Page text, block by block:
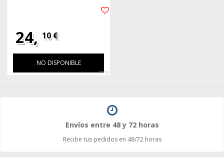
24, 10 €
NO DISPONIBLE
22738
Envíos entre 48 y 72 horas
Recibe tus pedidos en 48/72 horas